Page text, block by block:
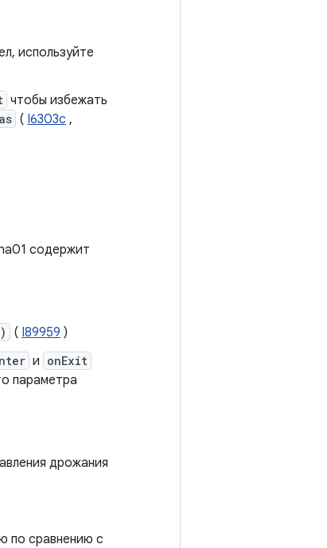
используйте
чтобы избежать
( I6303c ,
содержит
( I89959 )
и onExit
параметра
дрожания
по сравнению с